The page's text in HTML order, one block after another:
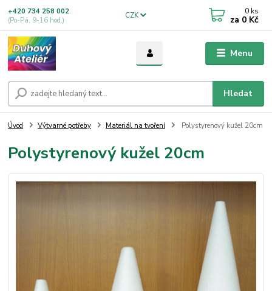
Menu
CZK
Hledat
+420 734 258 002
(Po-Pá, 9-16 hod.)
0 ks
za 0 Kč
Úvod Výtvarné potřeby Materiál na tvoření Polystyrenový kužel 20cm
Polystyrenový kužel 20cm